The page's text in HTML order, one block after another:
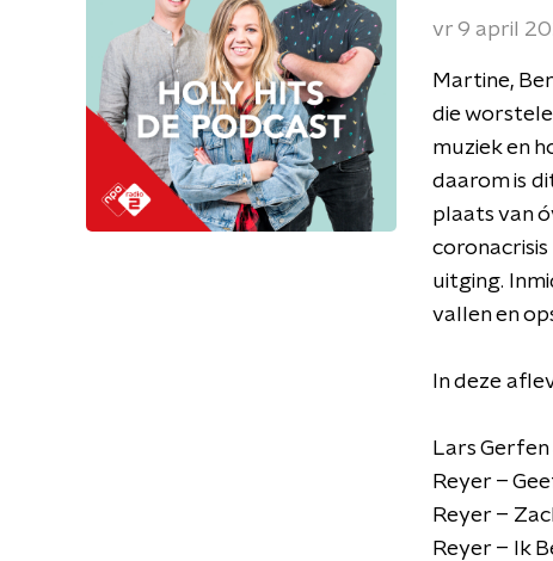
vr 9 april
Martine,
die
muziek en
daarom is
plaats van
uitging.
vallen en
In deze
Lars
Reyer –
Reyer –
Reyer – Ik